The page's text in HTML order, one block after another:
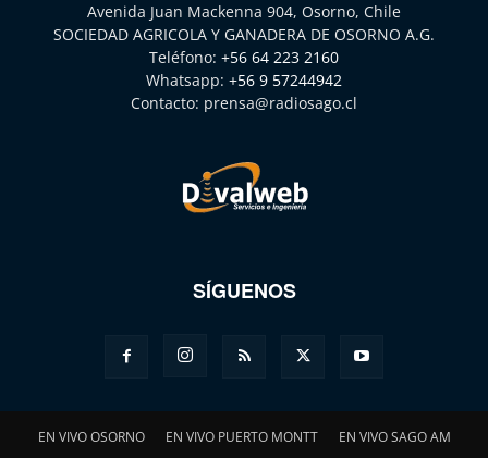
Avenida Juan Mackenna 904, Osorno, Chile
SOCIEDAD AGRICOLA Y GANADERA DE OSORNO A.G.
Teléfono: +56 64 223 2160
Whatsapp: +56 9 57244942
Contacto: prensa@radiosago.cl
SÍGUENOS
EN VIVO OSORNO EN VIVO PUERTO MONTT EN VIVO SAGO AM